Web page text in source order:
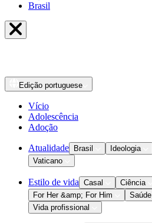
Brasil
Edição portuguese
Vício
Adolescência
Adoção
Atualidade Brasil Ideologia
Vaticano
Estilo de vida Casal Ciência
For Her &amp; For Him
Saúde
Vida profissional